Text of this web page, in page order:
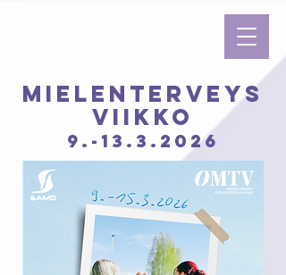
Mielenterveys
viikko
9.-13.3.2026